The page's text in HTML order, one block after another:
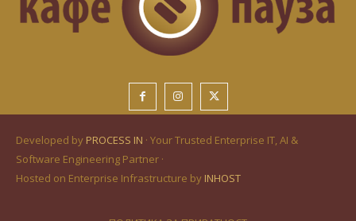
Developed by PROCESS IN · Your Trusted Enterprise IT, AI &
Software Engineering Partner ·
Hosted on Enterprise Infrastructure by INHOST